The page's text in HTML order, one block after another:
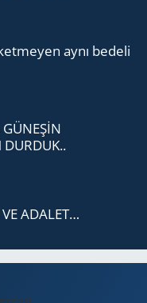
MİRASI
aynı be­de­li
DURDUK..
ADA­LET…